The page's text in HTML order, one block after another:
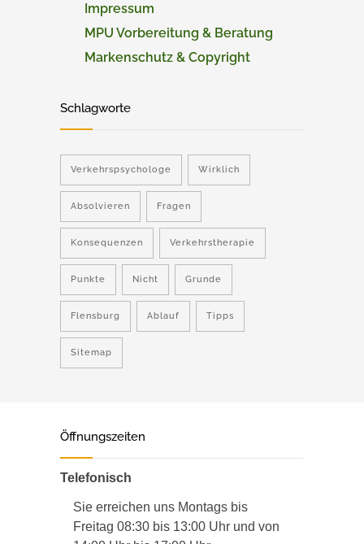
Impressum
MPU Vorbereitung & Beratung
Markenschutz & Copyright
Schlagworte
Verkehrspsychologe Wirklich
Absolvieren Fragen
Konsequenzen Verkehrstherapie
Punkte Nicht Grunde
Flensburg Ablauf Tipps
Sitemap
Öffnungszeiten
Telefonisch
Sie erreichen uns Montags bis
Freitag 08:30 bis 13:00 Uhr und von